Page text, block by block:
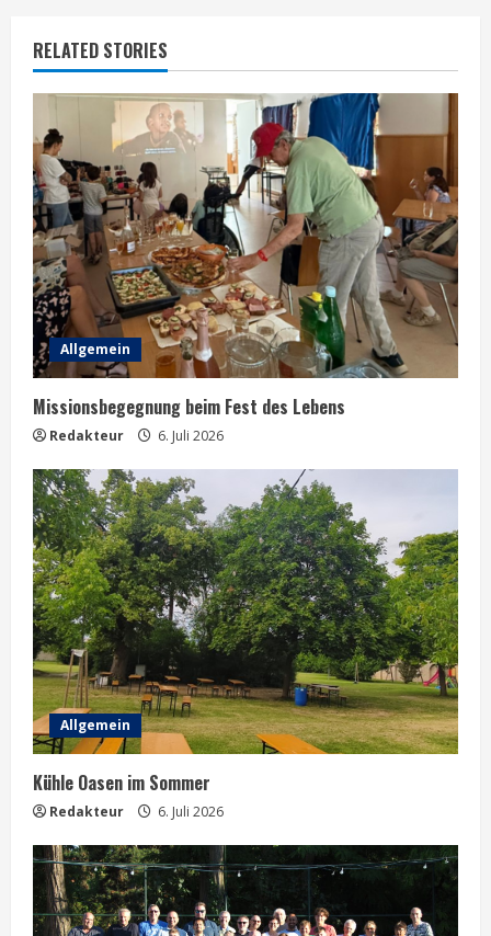
n
u
e
R
e
a
d
i
n
g
RELATED STORIES
Allgemein
Missionsbegegnung beim Fest des Lebens
Redakteur 6. Juli 2026
Allgemein
Kühle Oasen im Sommer
Redakteur 6. Juli 2026